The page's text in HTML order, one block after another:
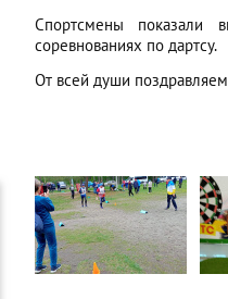
Спортсмены показали
соревнованиях по дартсу.
От всей души